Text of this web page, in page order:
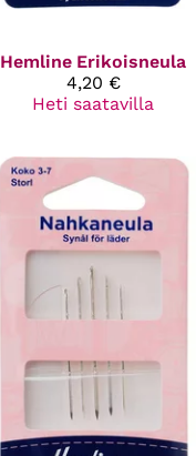
Hemline Erikoisneula
4,20 €
Heti saatavilla